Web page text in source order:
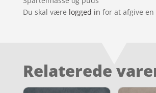
Du skal være logged in for at afgive
Relaterede